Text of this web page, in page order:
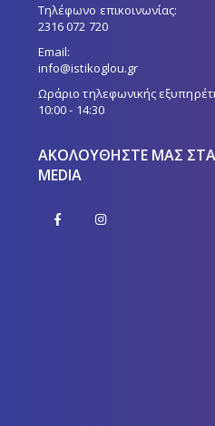
Τηλέφωνο επικοινωνίας:
2316 072 720
Email:
info@istikoglou.gr
Ωράριο τηλεφωνικής
10:00 - 14:30
ΑΚΟΛΟΥΘΉΣΤΕ ΜΑΣ ΣΤΑ
MEDIA